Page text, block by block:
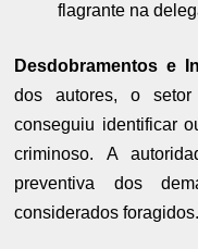
flagrante na
Desdobramentos e
dos autores, o
conseguiu identificar
criminoso. A
preventiva dos
considerados foragidos.